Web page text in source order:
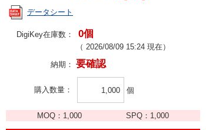
データシート
DigiKey在庫数： 0個
（ 2026/08/09 15:24 現在）
納期： 要確認
購入数量 個
MOQ： 1,000 SPQ： 1,000